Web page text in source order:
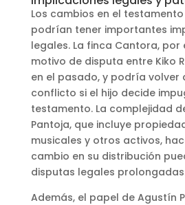
Los cambios en el
podrían tener importantes
legales. La finca Cantora, por
motivo de disputa entre Kiko
en el pasado, y podría volver
conflicto si el hijo decide
testamento. La complejidad
Pantoja, que incluye
musicales y otros activos,
cambio en su distribución
disputas legales
Además, el papel de Agustín